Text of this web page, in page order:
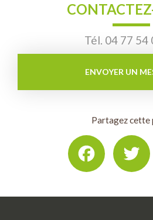
Tél. 04 77 54
ENVOYER UN
Partagez cette
Facebook